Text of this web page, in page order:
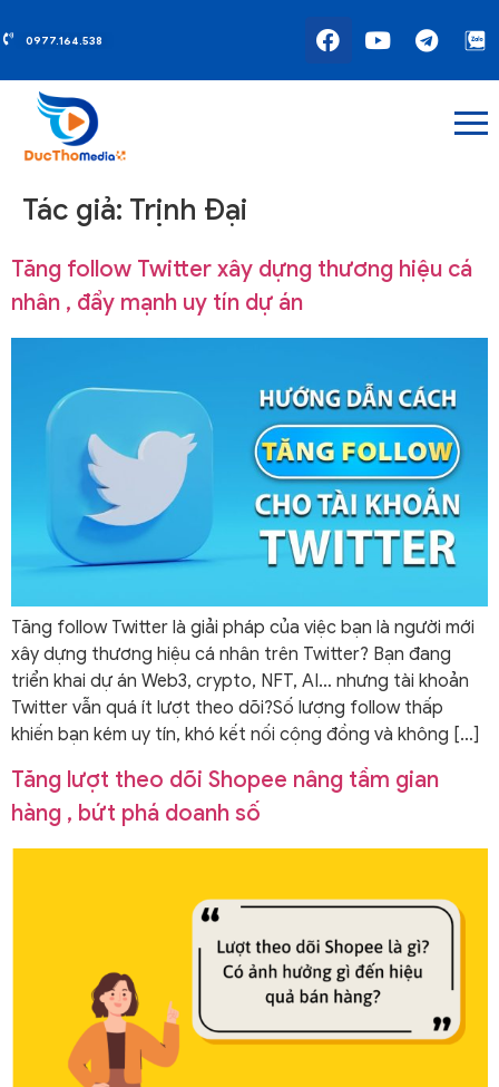
0977.164.538
Tác giả: Trịnh Đại
Tăng follow Twitter xây dựng thương hiệu cá
nhân , đẩy mạnh uy tín dự án
Tăng follow Twitter là giải pháp của việc bạn là người mới
xây dựng thương hiệu cá nhân trên Twitter? Bạn đang
triển khai dự án Web3, crypto, NFT, AI… nhưng tài khoản
Twitter vẫn quá ít lượt theo dõi?Số lượng follow thấp
khiến bạn kém uy tín, khó kết nối cộng đồng và không […]
Tăng lượt theo dõi Shopee nâng tầm gian
hàng , bứt phá doanh số